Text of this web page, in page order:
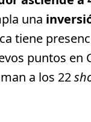
una
tiene
puntos en
a los 22